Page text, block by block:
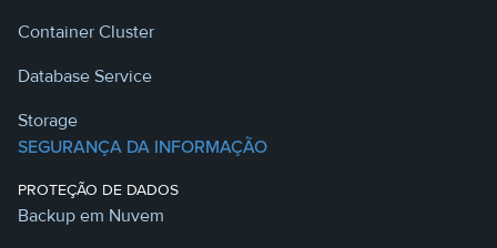
Container Cluster
Database Service
Storage
SEGURANÇA DA INFORMAÇÃO
PROTEÇÃO DE DADOS
Backup em Nuvem